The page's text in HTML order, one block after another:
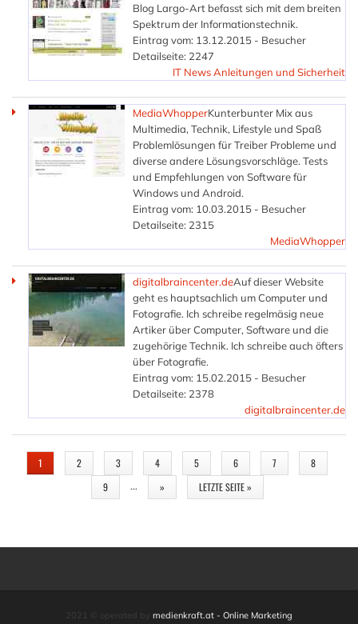
Blog Largo-Art befasst sich mit dem breiten
Spektrum der Informationstechnik.
Eintrag vom: 13.12.2015 - Besucher
Detailseite: 2247
IT News Anleitungen und Sicherheit
MediaWhopperKunterbunter Mix aus
Multimedia, Technik, Lifestyle und Spaß
Problemlösungen für Treiber Probleme und
diverse andere Lösungsvorschläge. Tests
und Empfehlungen von Software für
Windows und Android.
Eintrag vom: 10.03.2015 - Besucher
Detailseite: 2315
MediaWhopper
digitalbraincenter.deAuf dieser Website
geht es hauptsachlich um Computer und
Fotografie. Ich schreibe regelmäsig neue
Artiker über Computer, Software und die
zugehörige Technik. Ich schreibe auch öfters
über Fotografie.
Eintrag vom: 15.02.2015 - Besucher
Detailseite: 2378
digitalbraincenter.de
SEITEN
1 2 3 4 5 6 7
8
9
… » LETZTE SEITE »
2021 © operated by medienkraft.at - Online Marketing